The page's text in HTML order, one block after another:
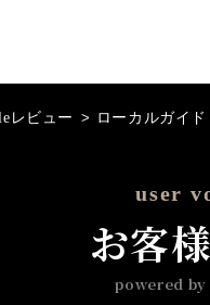
レビュー > ローカルガイ
user
お客
powered